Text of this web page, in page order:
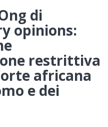
di
opinions:
restrittiva
africana
e dei